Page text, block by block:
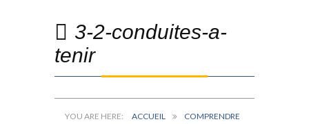
3-2-conduites-a-
tenir
ACCUEIL
COMPRENDRE